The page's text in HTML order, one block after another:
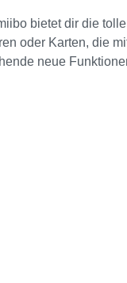
bietet dir die
oder Karten, die
neue
Joy-Con oder
und dem New
Schreibgerät Auf
dich mit einer